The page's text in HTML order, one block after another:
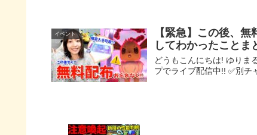
イベント
【緊急】この後、
してわかったことま
どうもこんにちは! ゆりま
プでライブ配信中!! ✅別チ